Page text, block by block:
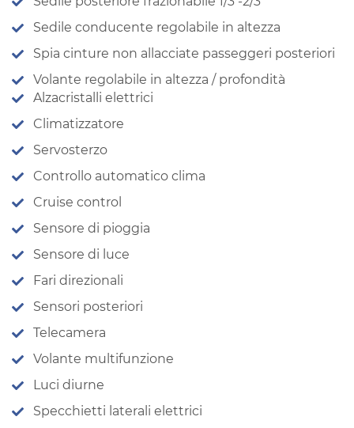
Sedile conducente regolabile in altezza
Spia cinture non allacciate passeggeri posteriori
Volante regolabile in altezza / profondità
Alzacristalli elettrici
Climatizzatore
Servosterzo
Controllo automatico clima
Cruise control
Sensore di pioggia
Sensore di luce
Fari direzionali
Sensori posteriori
Telecamera
Volante multifunzione
Luci diurne
Specchietti laterali elettrici